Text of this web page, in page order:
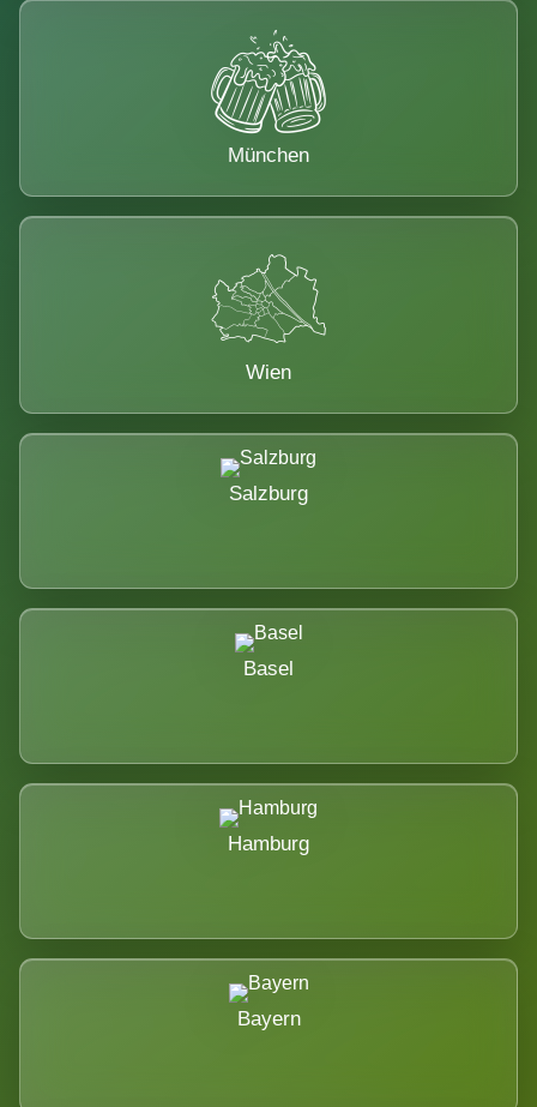
München
Wien
Salzburg
Basel
Hamburg
Bayern